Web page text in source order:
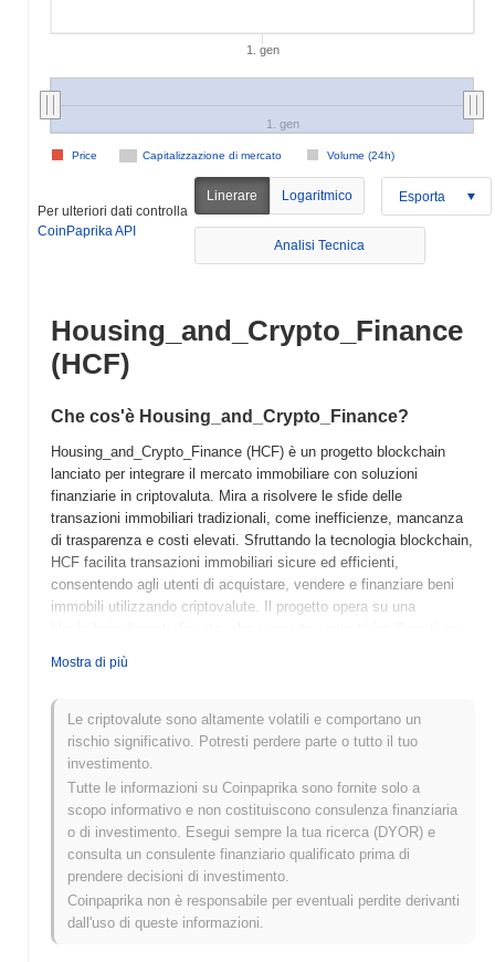
1. gen
Capitalizzazione di mercato Volume (24h)
Price
1. gen
Per ulteriori dati controlla
CoinPaprika API
Linerare Logaritmico Esporta
Analisi Tecnica
Housing_and_Crypto_Finance
(HCF)
Che cos'è Housing_and_Crypto_Finance?
Housing_and_Crypto_Finance (HCF) è un progetto blockchain
lanciato per integrare il mercato immobiliare con soluzioni
finanziarie in criptovaluta. Mira a risolvere le sfide delle
transazioni immobiliari tradizionali, come inefficienze, mancanza
di trasparenza e costi elevati. Sfruttando la tecnologia blockchain,
HCF facilita transazioni immobiliari sicure ed efficienti,
consentendo agli utenti di acquistare, vendere e finanziare beni
immobili utilizzando criptovalute. Il progetto opera su una
token nativo, HCF, ha molteplici scopi, tra cui commissioni di
transazione, staking per la sicurezza della rete e governance,
consentendo ai detentori di token di partecipare ai processi
decisionali relativi allo sviluppo e alle politiche della piattaforma.
Housing_and_Crypto_Finance si distingue per il suo approccio
innovativo alla fusione del settore immobiliare con la tecnologia
blockchain, posizionandosi come un attore significativo nel
panorama in evoluzione della finanza in criptovaluta e degli
investimenti immobiliari. Questa integrazione mira a migliorare la
liquidità nel mercato immobiliare e fornire agli utenti un maggiore
accesso a opportunità immobiliari attraverso asset digitali.
Quando e come è iniziato
Mostra di più
Le criptovalute sono altamente volatili e comportano un
rischio significativo. Potresti perdere parte o tutto il tuo
investimento.
Tutte le informazioni su Coinpaprika sono fornite solo a
scopo informativo e non costituiscono consulenza finanziaria
o di investimento. Esegui sempre la tua ricerca (DYOR) e
consulta un consulente finanziario qualificato prima di
prendere decisioni di investimento.
Coinpaprika non è responsabile per eventuali perdite derivanti
dall'uso di queste informazioni.